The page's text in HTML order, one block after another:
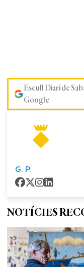
Escull Diari de
Google
G. P.
NOTÍCIES